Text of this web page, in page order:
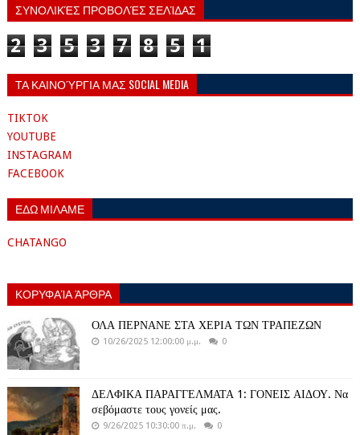
ΣΥΝΟΛΙΚΈΣ ΠΡΟΒΟΛΈΣ ΣΕΛΊΔΑΣ
2 3 5 3 7 8 5 1
ΤΑ ΚΑΙΝΟΎΡΓΙΑ ΜΑΣ SOCIAL MEDIA
TIKTOK
YOUTUBE
INSTAGRAM
FACEBOOK
ΕΔΩ ΜΙΛΑΜΕ
CHATANGO
ΚΟΡΥΦΑΊΑ ΆΡΘΡΑ
ΟΛΑ ΠΕΡΝΑΝΕ ΣΤΑ ΧΕΡΙΑ ΤΩΝ ΤΡΑΠΕΖΩΝ
10/26/2025 12:00:00 μ.μ. 0
ΔΕΛΦΙΚΑ ΠΑΡΑΓΓΕΛΜΑΤΑ 1: ΓΟΝΕΙΣ ΑΙΔΟΥ. Να
σεβόμαστε τους γονείς μας.
9/26/2025 10:30:00 π.μ. 0